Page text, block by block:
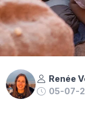
Renée
05-07-